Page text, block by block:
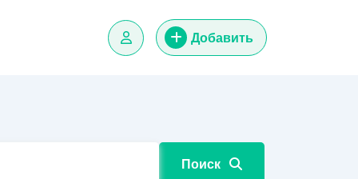
Добавить
Поиск